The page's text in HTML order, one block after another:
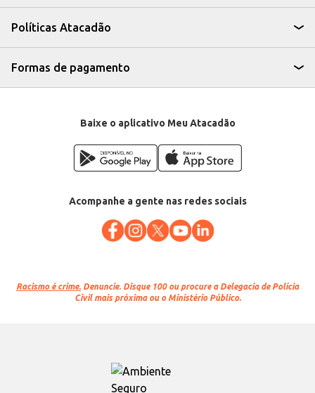
Políticas Atacadão
Formas de pagamento
Baixe o aplicativo Meu Atacadão
Acompanhe a gente nas redes sociais
Racismo é crime. Denuncie. Disque 100 ou procure a Delegacia de Polícia
Civil mais próxima ou o Ministério Público.